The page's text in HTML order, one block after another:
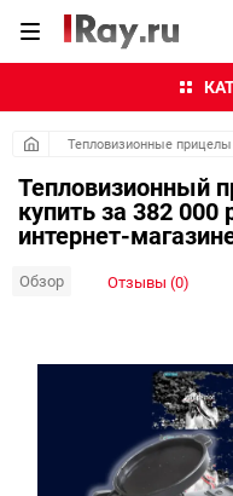
Тепловизионные прицелы
Тепловизионный
купить за 382
интернет-
Обзор Отзывы (0)